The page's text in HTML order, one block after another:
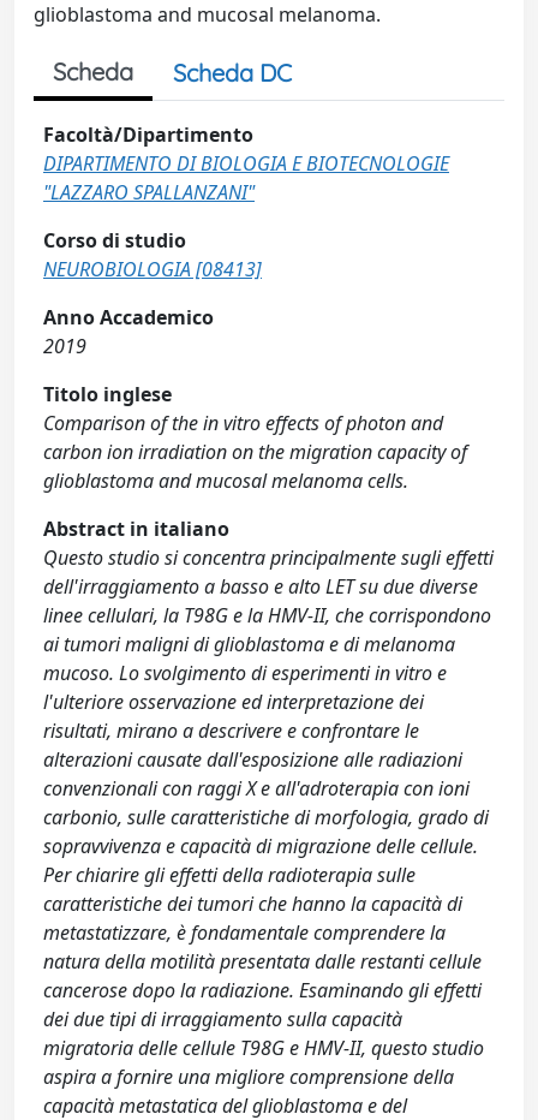
glioblastoma and mucosal melanoma.
Scheda Scheda DC
Facoltà/Dipartimento
DIPARTIMENTO DI BIOLOGIA E BIOTECNOLOGIE
"LAZZARO SPALLANZANI"
Corso di studio
NEUROBIOLOGIA [08413]
Anno Accademico
2019
Titolo inglese
Comparison of the in vitro effects of photon and
carbon ion irradiation on the migration capacity of
glioblastoma and mucosal melanoma cells.
Abstract in italiano
Questo studio si concentra principalmente sugli effetti
dell'irraggiamento a basso e alto LET su due diverse
linee cellulari, la T98G e la HMV-II, che corrispondono
ai tumori maligni di glioblastoma e di melanoma
mucoso. Lo svolgimento di esperimenti in vitro e
l'ulteriore osservazione ed interpretazione dei
risultati, mirano a descrivere e confrontare le
alterazioni causate dall'esposizione alle radiazioni
convenzionali con raggi X e all'adroterapia con ioni
carbonio, sulle caratteristiche di morfologia, grado di
sopravvivenza e capacità di migrazione delle cellule.
Per chiarire gli effetti della radioterapia sulle
caratteristiche dei tumori che hanno la capacità di
metastatizzare, è fondamentale comprendere la
natura della motilità presentata dalle restanti cellule
cancerose dopo la radiazione. Esaminando gli effetti
dei due tipi di irraggiamento sulla capacità
migratoria delle cellule T98G e HMV-II, questo studio
aspira a fornire una migliore comprensione della
capacità metastatica del glioblastoma e del